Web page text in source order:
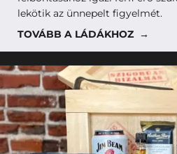
lekötik az ünnepelt figyelmét.
TOVÁBB A LÁDÁKHOZ →